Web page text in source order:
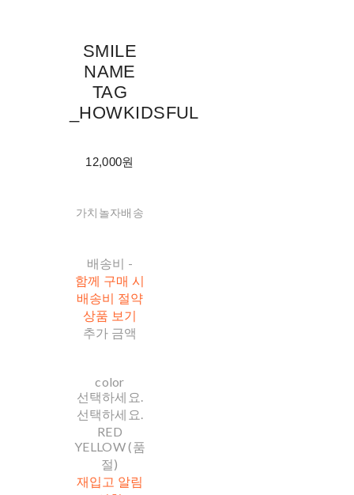
SMILE
NAME
TAG
_HOWKIDSFUL
12,000원
가치놀자배송
배송비 -
함께 구매 시
배송비 절약
상품 보기
추가 금액
color
선택하세요.
선택하세요.
RED
YELLOW (품
절)
재입고 알림